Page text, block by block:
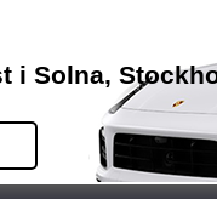
i Solna,